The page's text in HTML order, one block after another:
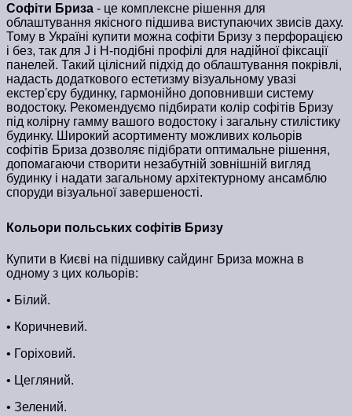
Софіти Бриза - це комплексне рішення для
облаштування якісного підшива виступаючих звисів даху.
Тому в Україні купити можна софіти Бризу з перфорацією
і без, так для J і H-подібні профілі для надійної фіксації
панелей. Такий цілісний підхід до облаштування покрівлі,
надасть додаткового естетизму візуальному увазі
екстер'єру будинку, гармонійно доповнивши систему
водостоку. Рекомендуємо підбирати колір софітів Бризу
під колірну гамму вашого водостоку і загальну стилістику
будинку. Широкий асортименту можливих кольорів
софітів Бриза дозволяє підібрати оптимальне рішення,
допомагаючи створити незабутній зовнішній вигляд
будинку і надати загальному архітектурному ансамблю
споруди візуальної завершеності.
Кольори польських софітів Бризу
Купити в Києві на підшивку сайдинг Бриза можна в
одному з цих кольорів:
• Білий.
• Коричневий.
• Горіховий.
• Цегляний.
• Зелений.